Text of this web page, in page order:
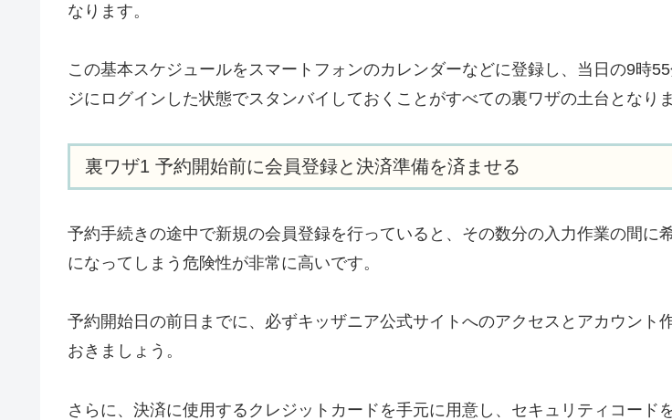
なります。
この基本スケジュールをスマートフォンのカレンダーなどに登録し、当日の9時
ジにログインした状態でスタンバイしておくことがすべての裏ワザの土台となりま
裏ワザ1 予約開始前に会員登録と決済準備を済ませる
予約手続きの途中で新規の会員登録を行っていると、その数分の入力作業の間に
になってしまう危険性が非常に高いです。
予約開始日の前日までに、必ずキッザニア公式サイトへのアクセスとアカウント
おきましょう。
さらに、決済に使用するクレジットカードを手元に用意し、セキュリティコード